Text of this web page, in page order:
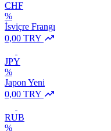
CHF
%
İsviçre Frangı
0,00 TRY
JPY
%
Japon Yeni
0,00 TRY
RUB
%